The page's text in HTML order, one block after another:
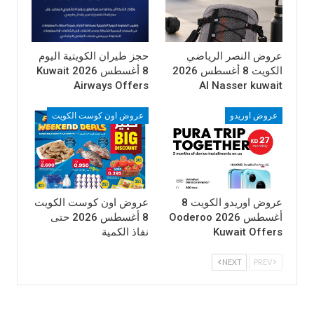
CASIO DIGITAL CAMERA , كاميرا رقمية باناسونيك
PANASONIC DIGITAL CAMERA , ال جي تليفزيون ال اي دي
عروض النصر الرياضي
الكويت 8 أغسطس 2026
Al Nasser kuwait
حجز طيران الكويتية اليوم
8 أغسطس 2026 Kuwait
Airways Offers
عروض اوريدو
عروض اوريدو الكويت 8
أغسطس 2026 Ooderoo
Kuwait Offers
عروض اون كوست الكويت
عروض اون كوست الكويت
8 أغسطس 2026 حتى
نفاذ الكمية
NEXT